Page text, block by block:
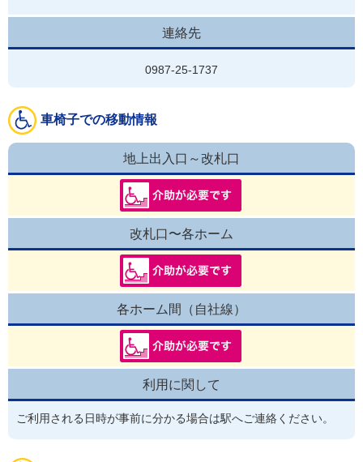
連絡先
0987-25-1737
車椅子での移動情報
地上出入口～改札口
改札口〜各ホーム
各ホーム間（自社線）
利用に関して
ご利用される日時が事前に分かる場合は駅へご連絡ください。